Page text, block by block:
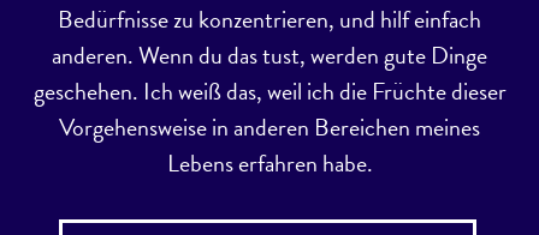
Bedürfnisse zu konzentrieren, und hilf einfach
anderen. Wenn du das tust, werden gute Dinge
geschehen. Ich weiß das, weil ich die Früchte dieser
Vorgehensweise in anderen Bereichen meines
Lebens erfahren habe.